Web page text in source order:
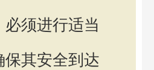
须进行适当
保其安全到达